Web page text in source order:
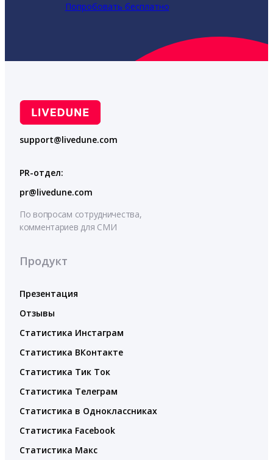
Попробовать бесплатно
support@livedune.com
PR-отдел:
pr@livedune.com
По вопросам сотрудничества,
комментариев для СМИ
Продукт
Презентация
Отзывы
Статистика Инстаграм
Статистика ВКонтакте
Статистика Тик Ток
Статистика Телеграм
Статистика в Одноклассниках
Статистика Facebook
Статистика Макс